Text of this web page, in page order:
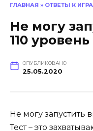
ГЛАВНАЯ » ОТВЕТЫ К
Не могу
110
ОПУБЛИКОВАНО
25.05.2020
Не могу запустить
Тест – это